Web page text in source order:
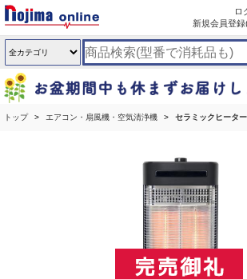
ロ
新規会員登
トップ エアコン・扇風機・空気清浄機 セラミックヒータ